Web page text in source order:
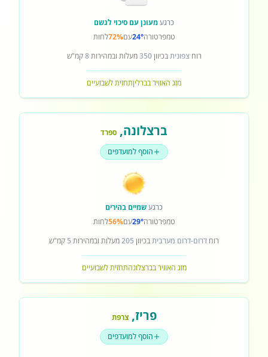
כרגעמעונן עם סיכוי לגשם
טמפרטורה24°עם72%לחות
רוחצפוניתבכיוון350מעלות ובמהירות8קמ"ש
מזג האוויר בברליןתחזית לשבועיים
ברצלונה, ספרד
הוסף למועדפים
כרגעשמיים בהירים
טמפרטורה29°עם56%לחות
רוח דרום-דרום מערביתבכיוון 205מעלות ובמהירות 5 קמ"ש
מזג האוויר בברצלונהתחזית לשבועיים
פריז,צרפת
הוסף למועדפים